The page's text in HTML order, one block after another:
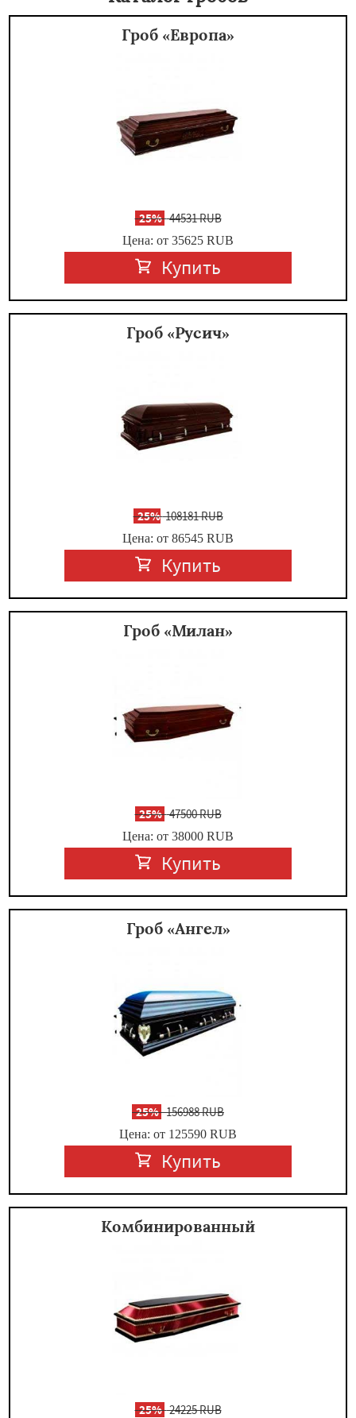
Гроб «Европа»
-25%44531 RUB
Цена: от 35625 RUB
Купить
Гроб «Русич»
-25%108181 RUB
Цена: от 86545 RUB
Купить
Гроб «Милан»
-25%47500 RUB
Цена: от 38000 RUB
Купить
Гроб «Ангел»
-25%156988 RUB
Цена: от 125590 RUB
Купить
Комбинированный
-25%24225 RUB